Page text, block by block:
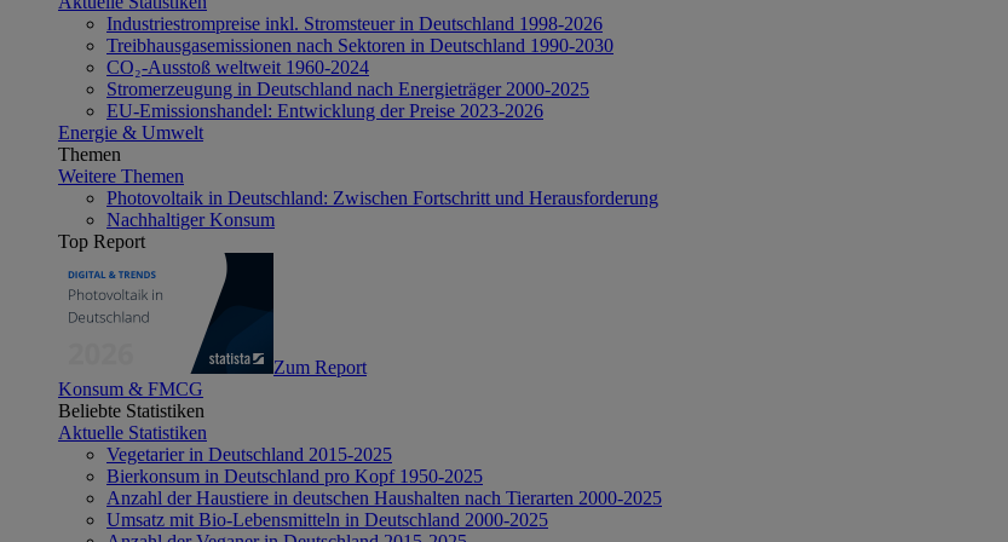
Industriestrompreise inkl. Stromsteuer in Deutschland 1998-2026
Treibhausgasemissionen nach Sektoren in Deutschland 1990-2030
CO₂-Ausstoß weltweit 1960-2024
Stromerzeugung in Deutschland nach Energieträger 2000-2025
EU-Emissionshandel: Entwicklung der Preise 2023-2026
Energie & Umwelt
Themen
Weitere Themen
Photovoltaik in Deutschland: Zwischen Fortschritt und Herausforderung
Nachhaltiger Konsum
Top Report
Zum Report
Konsum & FMCG
Beliebte Statistiken
Aktuelle Statistiken
Vegetarier in Deutschland 2015-2025
Bierkonsum in Deutschland pro Kopf 1950-2025
Anzahl der Haustiere in deutschen Haushalten nach Tierarten 2000-2025
Umsatz mit Bio-Lebensmitteln in Deutschland 2000-2025